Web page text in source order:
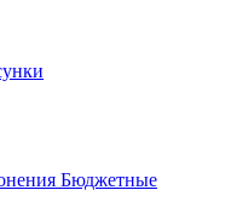
Бюджетные